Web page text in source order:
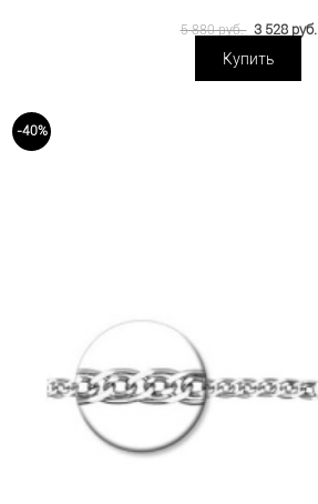
5 880 руб. 3 528 руб.
Купить
-40%